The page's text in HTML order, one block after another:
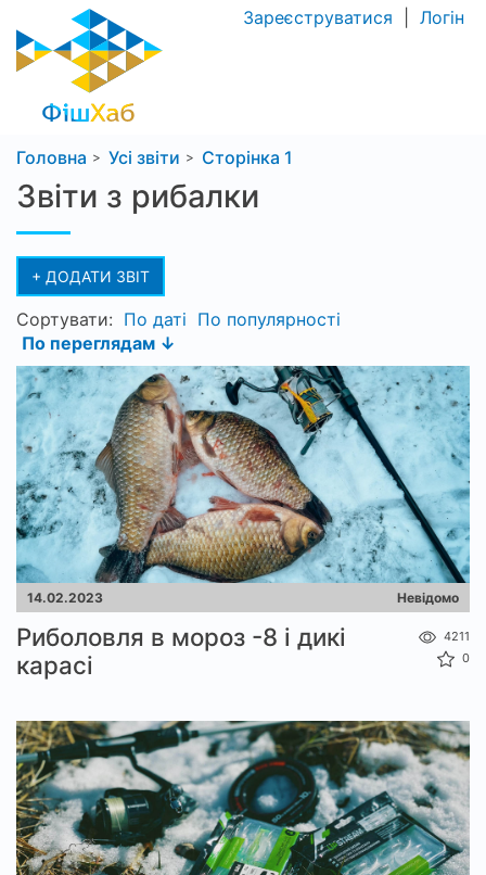
Зареєструватися Логін
Головна Усі звіти Сторінка 1
Звіти з рибалки
+ ДОДАТИ ЗВІТ
Сортувати: По даті По популярності
По переглядам ↓
14.02.2023 Невідомо
Риболовля в мороз -8 і дикі
карасі
4211
0